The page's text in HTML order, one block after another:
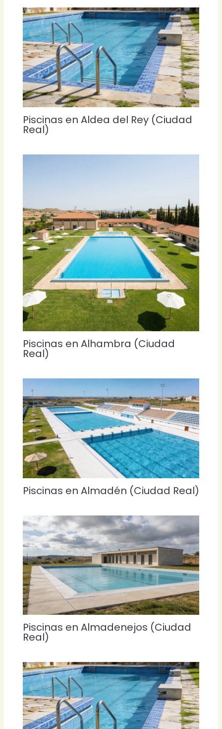
Piscinas en Aldea del Rey (Ciudad
Real)
Piscinas en Alhambra (Ciudad
Real)
Piscinas en Almadén (Ciudad Real)
Piscinas en Almadenejos (Ciudad
Real)